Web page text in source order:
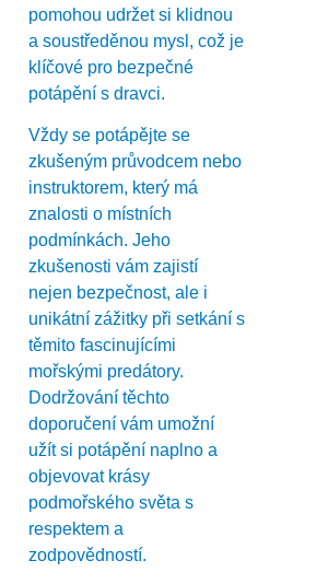
pomohou udržet si klidnou
a soustředěnou mysl, což je
klíčové pro bezpečné
potápění s dravci.
Vždy se potápějte se
zkušeným průvodcem nebo
instruktorem, který má
znalosti o místních
podmínkách. Jeho
zkušenosti vám zajistí
nejen bezpečnost, ale i
unikátní zážitky při setkání s
těmito fascinujícími
mořskými predátory.
Dodržování těchto
doporučení vám umožní
užít si potápění naplno a
objevovat krásy
podmořského světa s
respektem a
zodpovědností.